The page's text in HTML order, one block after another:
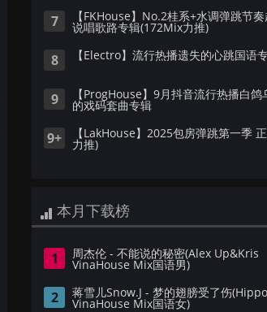
7 【FKHouse】No.2桂系+水调弹跳节
说唱歌路专辑(172Mix力推)
8 【Electro】流行热播遗失的心跳国语
9 【ProgHouse】9月抖音流行热播白鸽
的戏码套曲专辑
9+ 【LakHouse】2025包房弹跳第一季
力推)
本月下载榜
1 周杰伦 - 不能说的秘密(Alex Up&Kris
VinaHouse Mix国语男)
2 蒋雪儿Snow.J - 梦的翅膀受了伤
VinaHouse Mix国语女)